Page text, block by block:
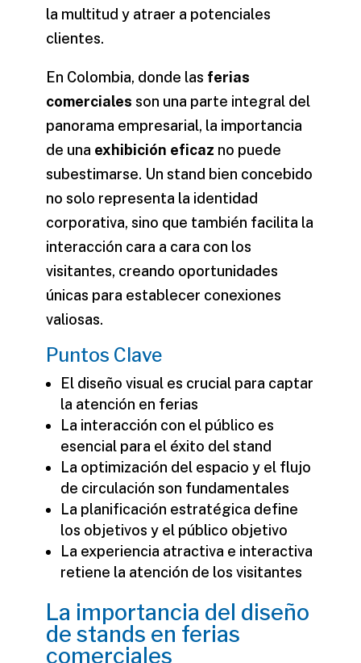
la multitud y atraer a potenciales
clientes.
En Colombia, donde las ferias
comerciales son una parte integral del
panorama empresarial, la importancia
de una exhibición eficaz no puede
subestimarse. Un stand bien concebido
no solo representa la identidad
corporativa, sino que también facilita la
interacción cara a cara con los
visitantes, creando oportunidades
únicas para establecer conexiones
valiosas.
Puntos Clave
El diseño visual es crucial para captar
la atención en ferias
La interacción con el público es
esencial para el éxito del stand
La optimización del espacio y el flujo
de circulación son fundamentales
La planificación estratégica define
los objetivos y el público objetivo
La experiencia atractiva e interactiva
retiene la atención de los visitantes
La importancia del diseño
de stands en ferias
comerciales